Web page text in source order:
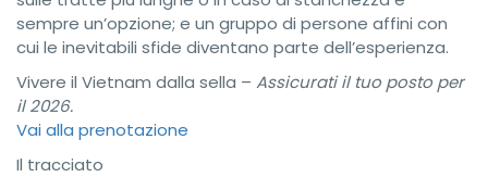
sempre un’opzione; e un gruppo di persone affini con
cui le inevitabili sfide diventano parte dell’esperienza.
Vivere il Vietnam dalla sella – Assicurati il tuo posto per
il 2026.
Vai alla prenotazione
Il tracciato